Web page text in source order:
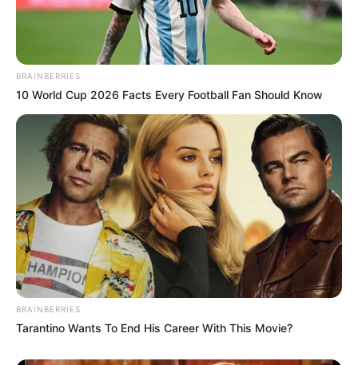
BRAINBERRIES
10 World Cup 2026 Facts Every Football Fan Should Know
BRAINBERRIES
Tarantino Wants To End His Career With This Movie?